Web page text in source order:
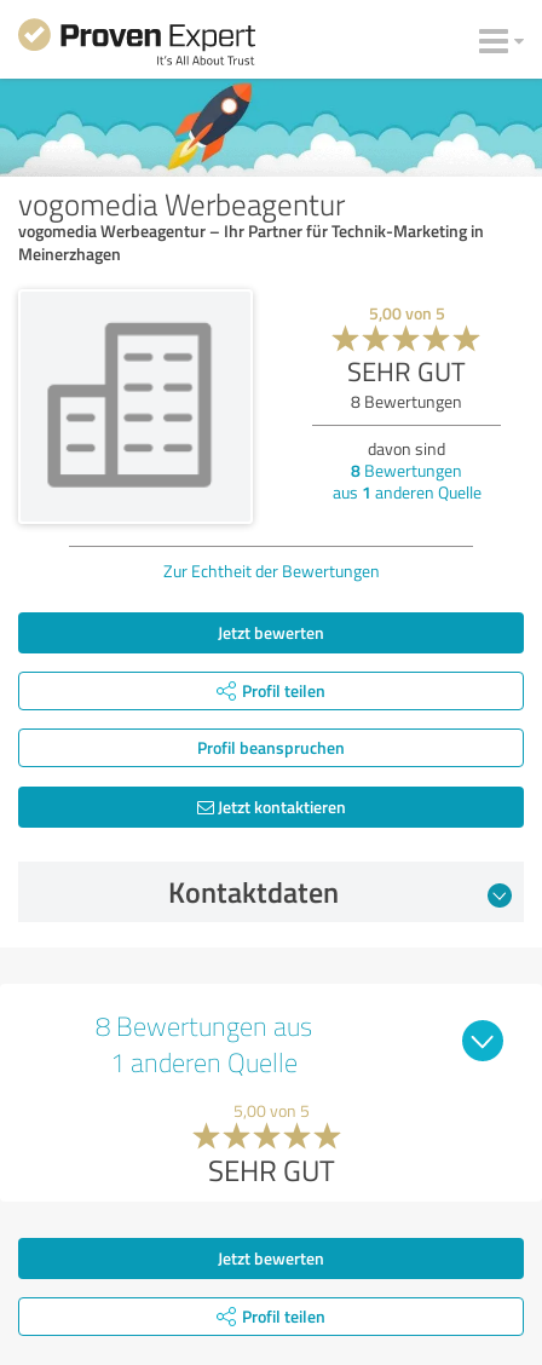
vogomedia Werbeagentur
vogomedia Werbeagentur – Ihr Partner für Technik-Marketing in
Meinerzhagen
5,00von 5
SEHR GUT
8 Bewertungen
davon sind
8 Bewertungen
aus 1 anderen Quelle
Zur Echtheit der Bewertungen
Jetzt bewerten
Profil teilen
Profil beanspruchen
Jetzt kontaktieren
Kontaktdaten
8 Bewertungen aus
1 anderen Quelle
5,00 von 5
SEHR GUT
Jetzt bewerten
Profil teilen